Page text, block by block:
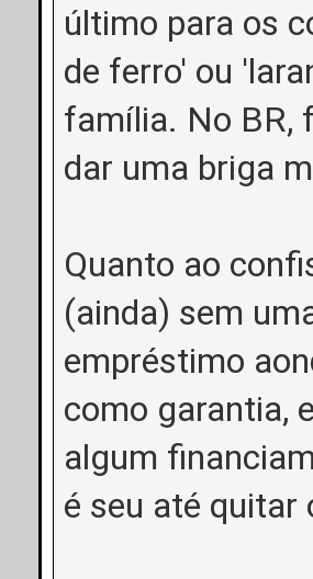
último para os
de ferro' ou
família. No BR,
dar uma briga
Quanto ao
(ainda) sem
empréstimo
como garantia,
algum
é seu até quitar